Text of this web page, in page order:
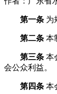
第一条 为
第二条 本
第三条 本
会公众利益。
第四条 本